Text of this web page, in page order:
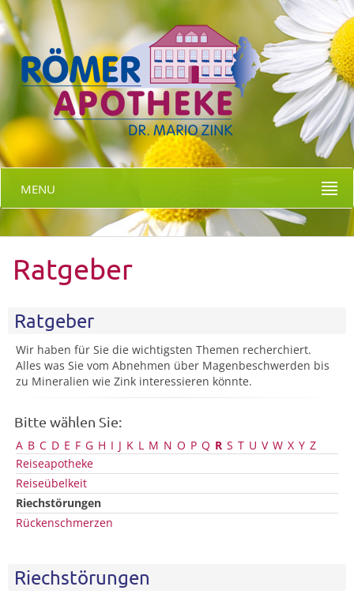
MENU
Ratgeber
Ratgeber
Wir haben für Sie die wichtigsten Themen recherchiert.
Alles was Sie vom Abnehmen über Magenbeschwerden bis
zu Mineralien wie Zink interessieren könnte.
Bitte wählen Sie:
A B C D E F G H I J K L M N O P Q R S T U V W X Y Z
Reiseapotheke
Reiseübelkeit
Riechstörungen
Rückenschmerzen
Riechstörungen